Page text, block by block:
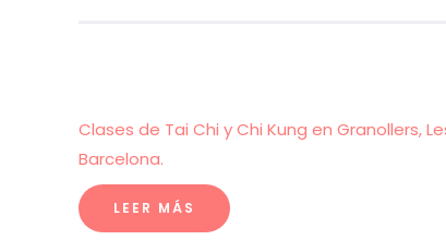
Clases de Tai Chi y Chi Kung en Granollers,
Barcelona.
LEER MÁS